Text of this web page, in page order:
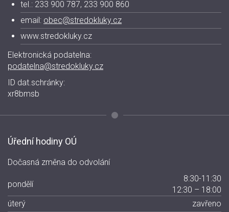
tel.: 233 900 787, 233 900 860
email: obec@stredokluky.cz
www.stredokluky.cz
Elektronická podatelna:
podatelna@stredokluky.cz
ID dat.schránky:
xr8bmsb
Úřední hodiny OÚ
Dočasná změna do odvolání
pondělí
8:30-11:30
12:30 – 18:00
úterý
zavřeno